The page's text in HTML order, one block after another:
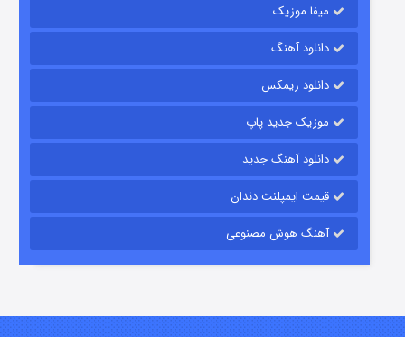
قسمت۱۵ (دوبله) منتشر شد
میفا موزیک
دانلود آهنگ
دانلود ریمکس
موزیک جدید پاپ
دانلود آهنگ جدید
قیمت ایمپلنت دندان
آهنگ هوش مصنوعی